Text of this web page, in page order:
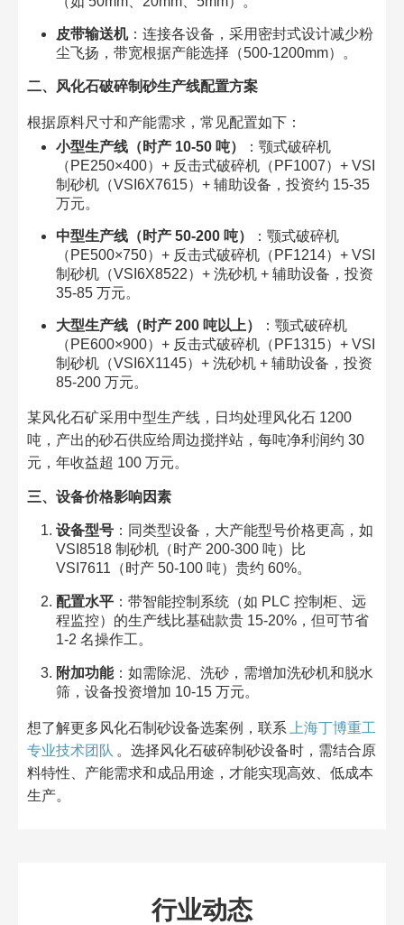
皮带输送机：连接各设备，采用密封式设计减少粉
尘飞扬，带宽根据产能选择（500-1200mm）。​
二、风化石破碎制砂生产线配置方案​
根据原料尺寸和产能需求，常见配置如下：​
小型生产线（时产 10-50 吨）
：颚式破碎机
（PE250×400）+ 反击式破碎机（PF1007）+ VSI
制砂机（VSI6X7615）+ 辅助设备，投资约 15-35
万元。​
中型生产线（时产 50-200 吨）
：颚式破碎机
（PE500×750）+ 反击式破碎机（PF1214）+ VSI
制砂机（VSI6X8522）+ 洗砂机 + 辅助设备，投资
35-85 万元。​
大型生产线（时产 200 吨以上）
：颚式破碎机
（PE600×900）+ 反击式破碎机（PF1315）+ VSI
制砂机（VSI6X1145）+ 洗砂机 + 辅助设备，投资
85-200 万元。​
某风化石矿采用中型生产线，日均处理风化石 1200
吨，产出的砂石供应给周边搅拌站，每吨净利润约 30
元，年收益超 100 万元。​
三、设备价格影响因素​
设备型号：同类型设备，大产能型号价格更高，如
VSI8518 制砂机（时产 200-300 吨）比
VSI7611（时产 50-100 吨）贵约 60%。​
配置水平：带智能控制系统（如 PLC 控制柜、远
程监控）的生产线比基础款贵 15-20%，但可节省
1-2 名操作工。​
附加功能：如需除泥、洗砂，需增加洗砂机和脱水
筛，设备投资增加 10-15 万元。​
想了解更多风化石制砂设备选案例，联系
上海丁博重工
专业技术团队 。选择风化石破碎制砂设备时，需结合原
料特性、产能需求和成品用途，才能实现高效、低成本
生产。
行业动态